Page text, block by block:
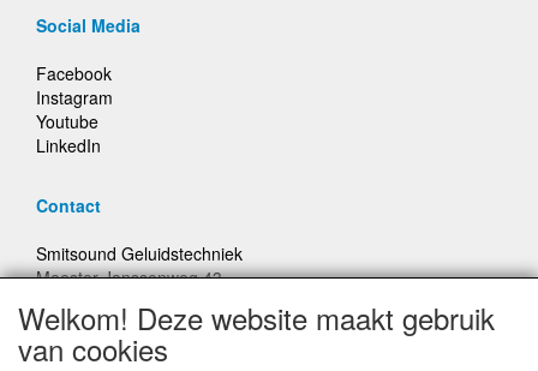
Social Media
Facebook
Instagram
Youtube
LinkedIn
Contact
Smitsound Geluidstechniek
Meester Janssenweg 43
E-mail: info@smitsound.nl
Telefoon: +31-(0)6-22256322
Welkom! Deze website maakt gebruik
van cookies